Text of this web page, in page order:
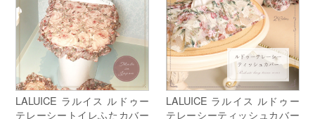
LALUICE ラルイス ルドゥー
テレーシートイレふたカバー
LALUICE ラルイス ルドゥー
テレーシーティッシュカバー